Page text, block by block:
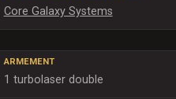
Core Galaxy Systems
ARMEMENT
1 turbolaser double